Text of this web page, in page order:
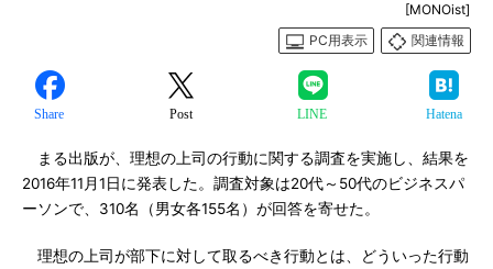
[MONOist]
PC用表示
関連情報
Share Post LINE Hatena
まる出版が、理想の上司の行動に関する調査を実施し、結果を
2016年11月1日に発表した。調査対象は20代～50代のビジネスパ
ーソンで、310名（男女各155名）が回答を寄せた。
理想の上司が部下に対して取るべき行動とは、どういった行動